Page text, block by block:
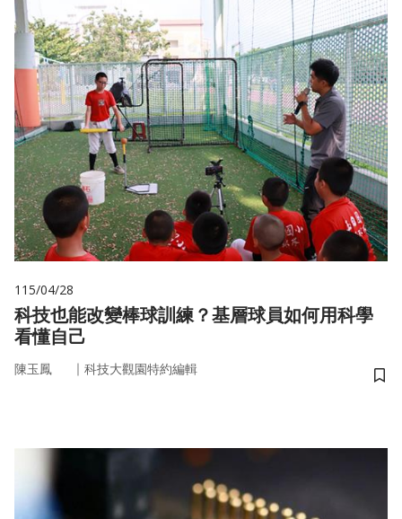
115/04/28
科技也能改變棒球訓練？基層球員如何用科學
看懂自己
陳玉鳳 ｜ 科技大觀園特約編輯
儲